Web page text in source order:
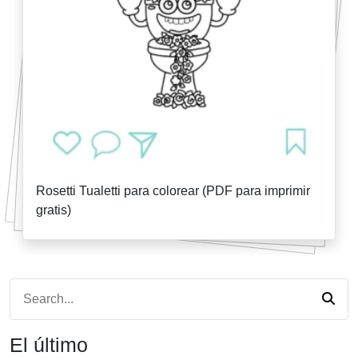
Rosetti Tualetti para colorear (PDF para imprimir
gratis)
El último